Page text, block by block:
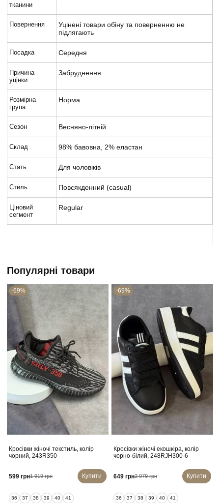
тканини
Повернення
Уцінені товари обіну та поверненню не
підлягають
Посадка Середня
Причина
уцінки
Забруднення
Розмірна
група
Норма
Сезон Весняно-літній
Склад 98% бавовна, 2% еластан
Стать Для чоловіків
Стиль Повсякденний (casual)
Ціновий
сегмент
Regular
Популярні товари
-69%
Кросівки жіночі текстиль, колір
чорний, 243R350
599 грн1 919 грн Купити
36 37 38 39 40 41
-69%
Кросівки жіночі екошкіра, колір
чорно-білий, 248RJH300-6
649 грн2 079 грн Купити
36 37 38 39 40 41